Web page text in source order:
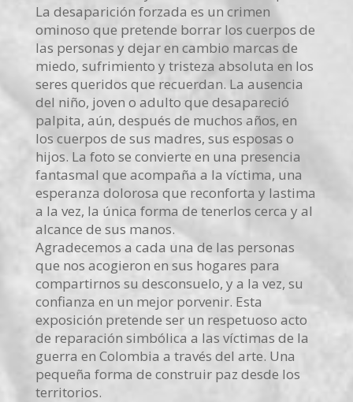
La desaparición forzada es un crimen
ominoso que pretende borrar los cuerpos de
las personas y dejar en cambio marcas de
miedo, sufrimiento y tristeza absoluta en los
seres queridos que recuerdan. La ausencia
del niño, joven o adulto que desapareció
palpita, aún, después de muchos años, en
los cuerpos de sus madres, sus esposas o
hijos. La foto se convierte en una presencia
fantasmal que acompaña a la víctima, una
esperanza dolorosa que reconforta y lastima
a la vez, la única forma de tenerlos cerca y al
alcance de sus manos.
Agradecemos a cada una de las personas
que nos acogieron en sus hogares para
compartirnos su desconsuelo, y a la vez, su
confianza en un mejor porvenir. Esta
exposición pretende ser un respetuoso acto
de reparación simbólica a las víctimas de la
guerra en Colombia a través del arte. Una
pequeña forma de construir paz desde los
territorios.